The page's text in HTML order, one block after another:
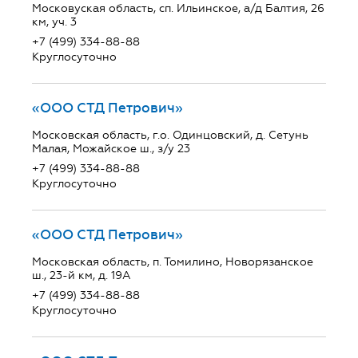
Московуская область, сп. Ильинское, а/д Балтия, 26
км, уч. 3
+7 (499) 334-88-88
Круглосуточно
«ООО СТД Петрович»
Московская область, г.о. Одинцовский, д. Сетунь
Малая, Можайское ш., з/у 23
+7 (499) 334-88-88
Круглосуточно
«ООО СТД Петрович»
Московская область, п. Томилино, Новорязанское
ш., 23-й км, д. 19А
+7 (499) 334-88-88
Круглосуточно